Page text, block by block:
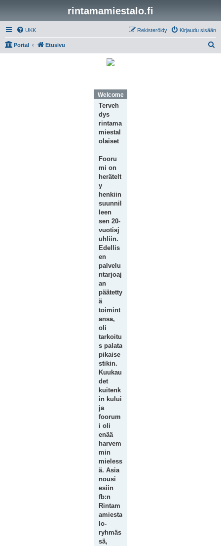
rintamamiestalo.fi
UKK Kirjaudu sisään
Rekisteröidy
Portal Etusivu
Welcome Message
Terveh
dys
rintama
miestal
olaiset
Fooru
mi on
herätelt
y
henkiin
suunnil
leen
sen 20-
vuotisj
uhliin.
Edellis
en
palvelu
ntarjoaj
an
päätetty
ä
toimint
ansa,
oli
tarkoitu
s palata
pikaise
stikin.
Kuukau
det
kuitenk
in kului
ja
foorum
i oli
enää
harvem
min
mieless
ä. Asia
nousi
esiin
fb:n
Rintam
amiesta
lo-
ryhmäs
sä,